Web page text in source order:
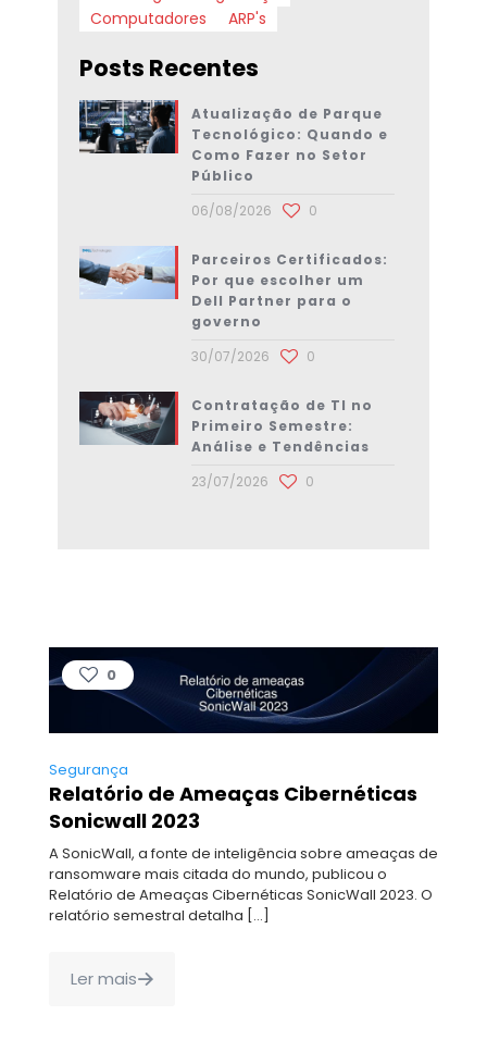
Computadores
ARP's
Posts Recentes
Atualização de Parque
Tecnológico: Quando e
Como Fazer no Setor
Público
06/08/2026
0
Parceiros Certificados:
Por que escolher um
Dell Partner para o
governo
30/07/2026
0
Contratação de TI no
Primeiro Semestre:
Análise e Tendências
23/07/2026
0
0
Segurança
Relatório de Ameaças Cibernéticas
Sonicwall 2023
A SonicWall, a fonte de inteligência sobre ameaças de
ransomware mais citada do mundo, publicou o
Relatório de Ameaças Cibernéticas SonicWall 2023. O
relatório semestral detalha […]
Ler mais